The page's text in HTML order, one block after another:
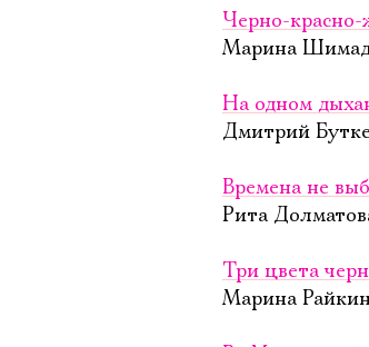
Черно-
Марина
На одном
Дмитрий
Времена не
Рита
Три цвета
Марина